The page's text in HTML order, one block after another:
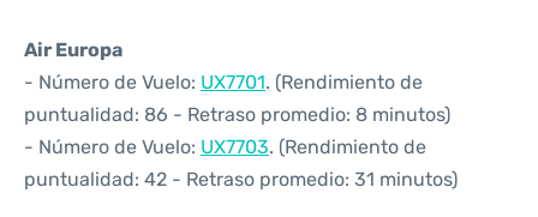
Air Europa
- Número de Vuelo: UX7701. (Rendimiento de
puntualidad: 86 - Retraso promedio: 8 minutos)
- Número de Vuelo: UX7703. (Rendimiento de
puntualidad: 42 - Retraso promedio: 31 minutos)